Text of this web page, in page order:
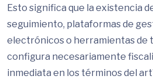
Esto significa que la existencia
seguimiento, plataformas de
electrónicos o herramientas de
configura necesariamente
inmediata en los términos del